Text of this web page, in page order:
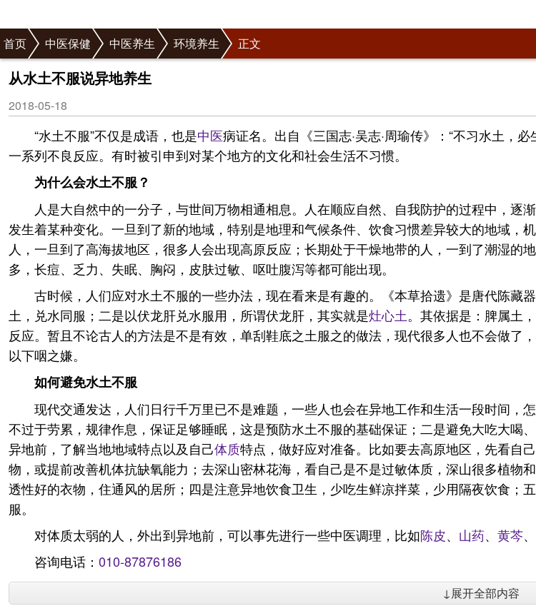
首页 中医保健 中医养生 环境养生 正文
从水土不服说异地养生
2018-05-18
“水土不服”不仅是成语，也是中医病证名。出自《三国志·吴志·周瑜传》：“不习水土，
一系列不良反应。有时被引申到对某个地方的文化和社会生活不习惯。
为什么会水土不服？
人是大自然中的一分子，与世间万物相通相息。人在顺应自然、自我防护的过程中，
发生着某种变化。一旦到了新的地域，特别是地理和气候条件、饮食习惯差异较大的地域
人，一旦到了高海拔地区，很多人会出现高原反应；长期处于干燥地带的人，一到了潮湿
多，长痘、乏力、失眠、胸闷，皮肤过敏、呕吐腹泻等都可能出现。
古时候，人们应对水土不服的一些办法，现在看来是有趣的。《本草拾遗》是唐代陈藏
土，兑水同服；二是以伏龙肝兑水服用，所谓伏龙肝，其实就是灶心土。其依据是：脾属土
反应。暂且不论古人的方法是不是有效，单刮鞋底之土服之的做法，现代很多人也不会做
以下咽之嫌。
如何避免水土不服
现代交通发达，人们日行千万里已不是难题，一些人也会在异地工作和生活一段时间，
不过于劳累，规律作息，保证足够睡眠，这是预防水土不服的基础保证；二是避免大吃大
异地前，了解当地地域特点以及自己体质特点，做好应对准备。比如要去高原地区，先看自
物，或提前改善机体抗缺氧能力；去深山密林花海，看自己是不是过敏体质，深山很多植物
透性好的衣物，住通风的居所；四是注意异地饮食卫生，少吃生鲜凉拌菜，少用隔夜饮食
服。
对体质太弱的人，外出到异地前，可以事先进行一些中医调理，比如陈皮、 山药、 黄芩、
咨询电话： 010-87876186
↓展开全部内容